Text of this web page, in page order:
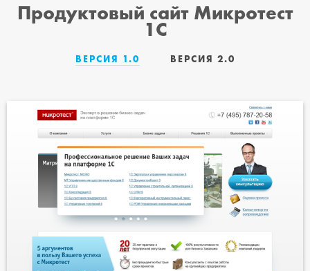
Продуктовый сайт Микротест
1С
ВЕРСИЯ 1.0 ВЕРСИЯ 2.0